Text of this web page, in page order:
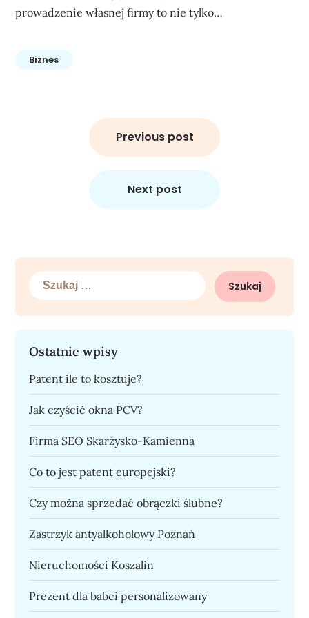
prowadzenie własnej firmy to nie tylko…
Biznes
Previous post
Next post
Szukaj:
Ostatnie wpisy
Patent ile to kosztuje?
Jak czyścić okna PCV?
Firma SEO Skarżysko-Kamienna
Co to jest patent europejski?
Czy można sprzedać obrączki ślubne?
Zastrzyk antyalkoholowy Poznań
Nieruchomości Koszalin
Prezent dla babci personalizowany